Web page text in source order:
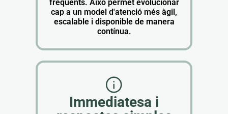
freqüents. Això permet evolucionar
cap a un model d'atenció més àgil,
escalable i disponible de manera
contínua.
Immediatesa i